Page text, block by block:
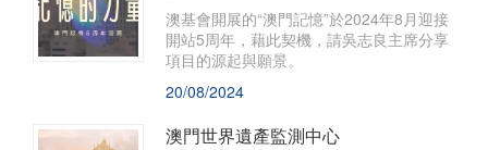
澳基會開展的“澳門記憶”於2024年8月迎接
開站5周年，藉此契機，請吳志良主席分享
項目的源起與願景。
20/08/2024
澳門世界遺產監測中心